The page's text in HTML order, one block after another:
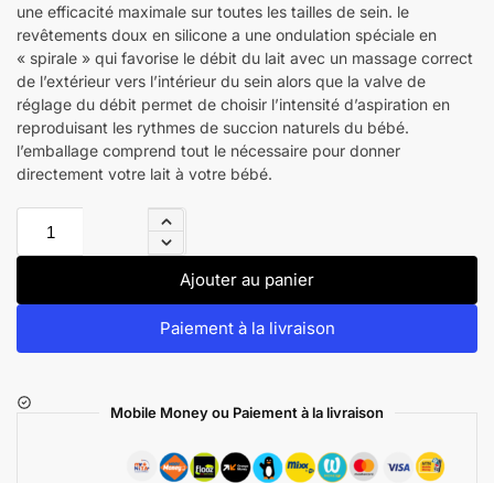
une efficacité maximale sur toutes les tailles de sein. le
revêtements doux en silicone a une ondulation spéciale en
« spirale » qui favorise le débit du lait avec un massage correct
de l’extérieur vers l’intérieur du sein alors que la valve de
réglage du débit permet de choisir l’intensité d’aspiration en
reproduisant les rythmes de succion naturels du bébé.
l’emballage comprend tout le nécessaire pour donner
directement votre lait à votre bébé.
Ajouter au panier
Paiement à la livraison
Mobile Money ou Paiement à la livraison